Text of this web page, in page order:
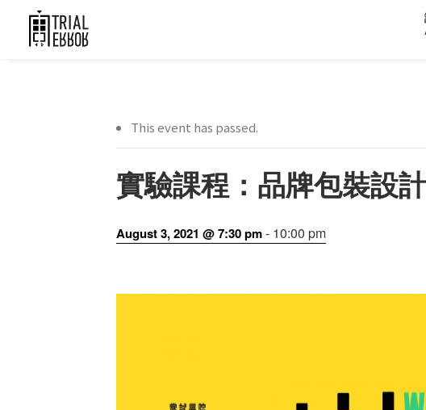
This event has passed.
實驗課程：品牌包裝設
August 3, 2021 @ 7:30 pm- 10:00 pm